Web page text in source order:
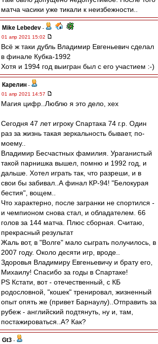
матча часики уже тикали к неизбежности..
Mike Lebedev -
01 апр 2021 15:02
Всё ж таки дубль Владимир Евгеньевич сделал
в финале Кубка-1992
Хотя и 1994 год выигран был с его участием :-)
Карелин -
01 апр 2021 14:57
Магия цифр..Люблю я это дело, хех
Сегодня 47 лет игроку Спартака 74 г.р. Один
раз за жизнь такая зеркальность бывает, по-
моему..
Владимир Бесчастных фамилия. Ураганистый
такой парнишка вышел, помню и 1992 год, и
дальше. Хотел играть так, что разреши, и в
свои бы забивал..А финал КР-94! "Белокурая
бестия", вощем..
Что характерно, после загранки не спортился -
и чемпионом снова стал, и обладателем. 66
голов за 144 матча. Плюс сборная. Считаю,
прекрасный результат
Жаль вот, в "Волге" мало сыграть получилось, в
2007 году. Около десяти игр, вроде..
Здоровья Владимиру Евгеньевичу и брату его,
Михаилу! Спасибо за годы в Спартаке!
PS Кстати, вот - отечественный, с КБ
родословной, "кошек" тренировал, жизненный
опыт опять же (привет Барнаулу)..Отправить за
рубеж - английский подтянуть, ну и, там,
постажироваться..А? Как?
Gt3 -